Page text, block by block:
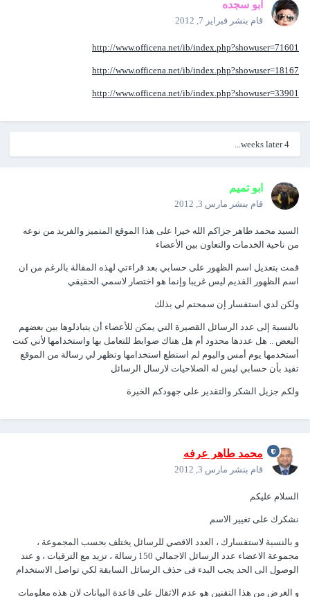
أبو سجده
قام بنشر فبراير 7, 2012
http://www.officena.net/ib/index.php?showuser=71601
http://www.officena.net/ib/index.php?showuser=18167
http://www.officena.net/ib/index.php?showuser=33901
4 weeks later...
ابو تميم
قام بنشر مارس 3, 2012
السيد محمد طاهر جزاكم الله خيرا على هذا الموقع المتميز والفريد من نوعه
من ناحية الخدمات والتعاون بين الأعضاء
قمت بتعديل اسم الظهور على حسابي بعد قراءتي لهذه المقالة بالرغم من ان
اسم الظهور القديم ليس غريبا وإنما هو اختصار لاسمي الحقيقي
ولكن لدي استفسار إن سمحتم لي بذلك
بالنسبة إلى عدد الرسائل القصيرة التي يمكن للأعضاء أن يتبادلوها بين بعضهم
البعض .. هل عددها محدود أم هل هناك ضوابط للتعامل بها واستخدامها لأني كنت
أستخدمها يوم أمس واليوم لم استطع استخدامها وتظهر لي رسالة من الموقع
تفيد بأن حسابي ليس له الصلاحيات لارسال الرسائل
ولكم جزيل الشكر والتقدير على جهودكم الخيرة
محمد طاهر عرفه
قام بنشر مارس 3, 2012
السلام عليكم
نشكرك على تغيير الاسم
و بالنسبة لاستفسارك ، العدد الاقصي للرسائل يختلف بحسب المجموعة ،
مجموعة الاعضاء عدد الرسائل الاجمالي 150 رسالة ، تزيد مع الترقيات ، و عند
الوصول الى الحد يجب البدء فى حذف الرسائل السابقة لكي تواصل الاستخدام
و الغرض من هذا التقنين هو عدم الاثقال علي قاعدة البيانات لان هذه معلومات